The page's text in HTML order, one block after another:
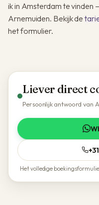
ik in Amsterdam te vinden
Arnemuiden. Bekijk de
het formulier.
Liever direct
Persoonlijk antwoord van
Het volledige